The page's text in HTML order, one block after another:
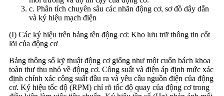
c. Phân tích chuyên sâu các nhãn động cơ, sơ đồ dây dẫn
và ký hiệu mạch điện
(I) Các ký hiệu trên bảng tên động cơ: Kho lưu trữ thông tin cốt
lõi của động cơ
Bảng thông số kỹ thuật động cơ giống như một cuốn bách khoa
toàn thư thu nhỏ về động cơ. Công suất và điện áp định mức xác
định chính xác công suất đầu ra và yêu cầu nguồn điện của động
cơ. Ký hiệu tốc độ (RPM) chỉ rõ tốc độ quay của động cơ trong